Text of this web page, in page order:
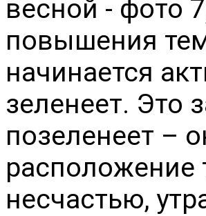
весной - фото
повышения
начинается
зеленеет. Это
позеленеет –
расположение
несчастью,